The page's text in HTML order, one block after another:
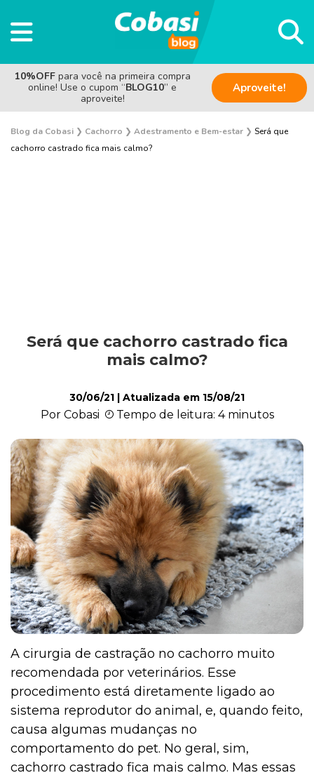
10%OFF para você na primeira compra
online! Use o cupom “BLOG10” e
aproveite!
Aproveite!
Blog da Cobasi ❯ Cachorro ❯ Adestramento e Bem-estar ❯ Será que
cachorro castrado fica mais calmo?
Alimentação
Curiosidades
Filhotes
Higiene
Saúde
Será que cachorro castrado fica
mais calmo?
30/06/21 | Atualizada em 15/08/21
Por Cobasi Tempo de leitura: 4 minutos
A cirurgia de castração no cachorro muito
recomendada por veterinários. Esse
procedimento está diretamente ligado ao
sistema reprodutor do animal, e, quando feito,
causa algumas mudanças no
comportamento do pet. No geral, sim,
cachorro castrado fica mais calmo. Mas essas